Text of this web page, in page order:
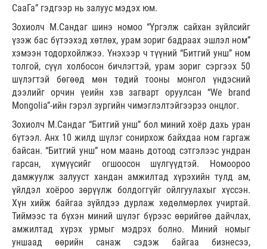
СааГа” гэдгээр нь залуус мэдэх юм.
Зохиолч М.Сандаг шинэ номоо “Үргэлж сайхан зүйлсийг
үзэж бас бүтээхэд хөтлөх, урам зориг бадраах эшлэл ном”
хэмээн тодорхойлжээ. Үнэхээр ч түүний “Битгий унш” ном
толгой, сүүл холбосон бичлэгтэй, урам зориг сэргээх 50
шүлэгтэй бөгөөд мөн төдий тооны монгол үндэсний
дээлийг орчин үеийн хэв загварт оруулсан “We brand
Mongolia”-ийн гэрэл зургийн чимэглэлтэйгээрээ онцлог.
Зохиолч М.Сандаг “Битгий унш” бол миний хоёр дахь уран
бүтээл. Анх 10 жилд шүлэг сонирхож байхдаа ном гаргаж
байсан. “Битгий унш” ном маань дотоод сэтгэлээс ундран
гарсан, хүмүүсийг огшоосон шүлгүүдтэй. Номоороо
дамжуулж залууст хандан амжилтад хүрэхийн тулд ам,
үйлдэл хоёроо зөрүүлж болдоггүйг ойлгуулахыг хүссэн.
Хүн хийж байгаа зүйлдээ дурлаж хөдөлмөрлөх учиртай.
Тиймээс та бүхэн миний шүлэг бүрээс өөрийгөө дайчлах,
амжилтад хүрэх урмыг мэдрэх болно. Миний номыг
уншаад өөрийн санаж сэдэж байгаа бизнесээ,